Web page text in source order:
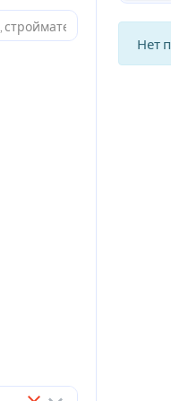
Нет